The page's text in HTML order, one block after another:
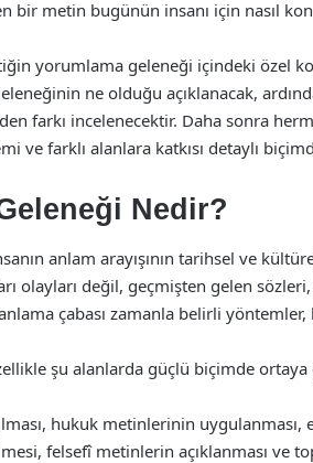
bir metin bugünün insanı için nasıl
yorumlama geleneği içindeki özel
ne olduğu açıklanacak,
farkı incelenecektir. Daha sonra
ve farklı alanlara katkısı detaylı
Nedir?
anlam arayışının tarihsel ve
olayları değil, geçmişten gelen
çabası zamanla belirli
şu alanlarda güçlü biçimde ortaya
hukuk metinlerinin
felsefî metinlerin açıklanması ve